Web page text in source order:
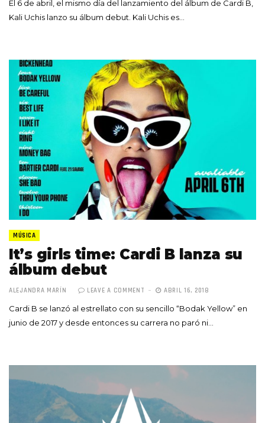
El 6 de abril, el mismo día del lanzamiento del álbum de Cardi B,
Kali Uchis lanzo su álbum debut. Kali Uchis es…
MÚSICA
It’s girls time: Cardi B lanza su
álbum debut
ALEJANDRA MARÍN LEAVE A COMMENT ABRIL 16, 2018
Cardi B se lanzó al estrellato con su sencillo “Bodak Yellow” en
junio de 2017 y desde entonces su carrera no paró ni…